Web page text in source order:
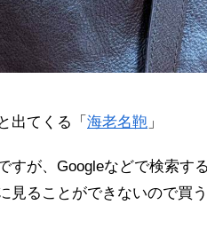
出てくる「 海老名鞄 」
が、Googleなどで検索す
見ることができないので買